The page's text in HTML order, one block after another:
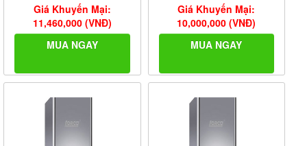
Giá Khuyến Mại:
11,460,000 (VNĐ)
MUA NGAY
Giá Khuyến Mại:
10,000,000 (VNĐ)
MUA NGAY